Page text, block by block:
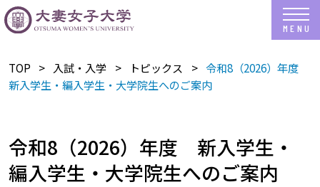
TOP 入試・入学 トピックス
令和8（2026）年度
新入学生・編入学生・大学院生へのご案内
令和8（2026）年度 新入学生・
編入学生・大学院生へのご案内